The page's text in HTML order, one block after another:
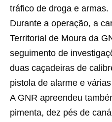
tráfico de droga e armas.
Durante a operação, a
Territorial de Moura da
seguimento de
duas caçadeiras de
pistola de alarme e
A GNR apreendeu
pimenta, dez pés de